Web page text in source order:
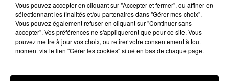
23 mai 2025 - 4 min 17 sec
LES INFOS DES HAUTES-PYRÉNÉES DU
23/05/2025 À 09H00
Podcasts infos des Hautes-Pyrénées
Vous pouvez accepter en cliquant sur "Accepter et fermer", ou affiner en
sélectionnant les finalités et/ou partenaires dans "Gérer mes choix".
Vous pouvez également refuser en cliquant sur "Continuer sans
accepter". Vos préférences ne s'appliqueront que pour ce site. Vous
pouvez mettre à jour vos choix, ou retirer votre consentement à tout
moment via le lien "Gérer les cookies" situé en bas de chaque page.